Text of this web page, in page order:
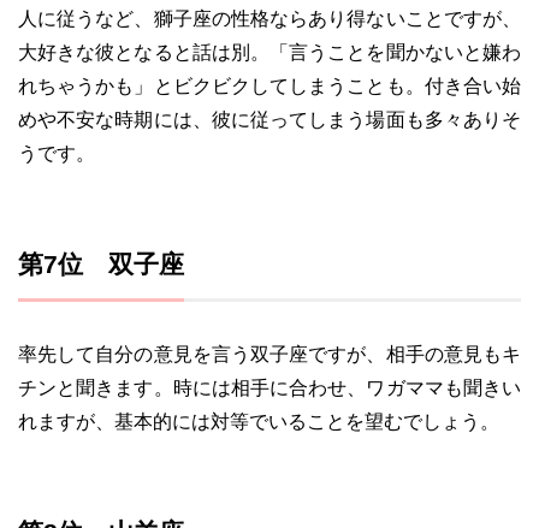
人に従うなど、獅子座の性格ならあり得ないことですが、
大好きな彼となると話は別。「言うことを聞かないと嫌わ
れちゃうかも」とビクビクしてしまうことも。付き合い始
めや不安な時期には、彼に従ってしまう場面も多々ありそ
うです。
第7位 双子座
率先して自分の意見を言う双子座ですが、相手の意見もキ
チンと聞きます。時には相手に合わせ、ワガママも聞きい
れますが、基本的には対等でいることを望むでしょう。